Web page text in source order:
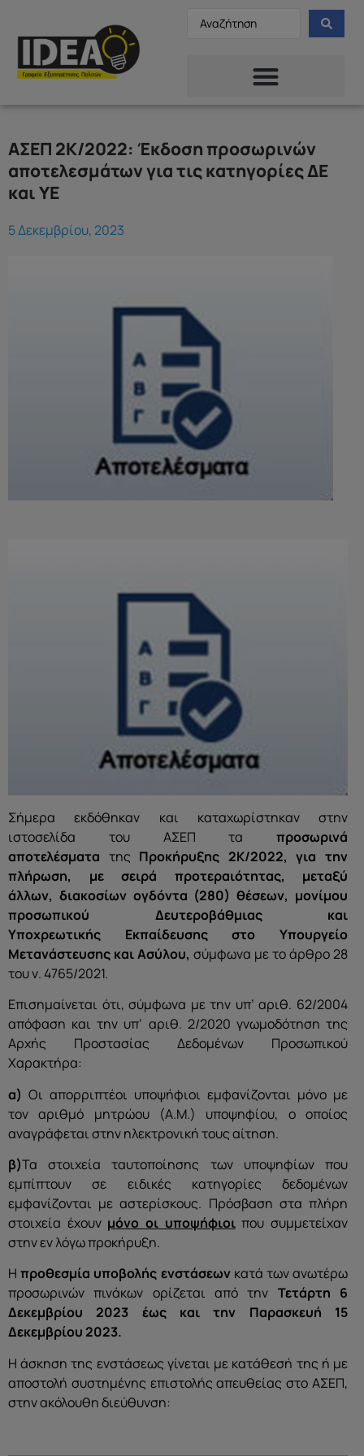
ΑΣΕΠ 2Κ/2022: Έκδοση προσωρινών
αποτελεσμάτων για τις κατηγορίες ΔΕ
και ΥΕ
5 Δεκεμβρίου, 2023
Σήμερα εκδόθηκαν και καταχωρίστηκαν στην
ιστοσελίδα του ΑΣΕΠ τα προσωρινά
αποτελέσματα της Προκήρυξης 2Κ/2022, για την
πλήρωση, με σειρά προτεραιότητας, μεταξύ
άλλων, διακοσίων ογδόντα (280) θέσεων, μονίμου
προσωπικού Δευτεροβάθμιας και
Υποχρεωτικής
Εκπαίδευσης στο Υπουργείο
Μετανάστευσης και Ασύλου, σύμφωνα με το άρθρο 28
του ν. 4765/2021.
Επισημαίνεται ότι, σύμφωνα με την υπ’ αριθ. 62/2004
απόφαση και την υπ’ αριθ. 2/2020 γνωμοδότηση της
Αρχής Προστασίας Δεδομένων Προσωπικού
Χαρακτήρα:
α) Οι απορριπτέοι υποψήφιοι εμφανίζονται μόνο με
τον αριθμό μητρώου (Α.Μ.) υποψηφίου, ο οποίος
αναγράφεται στην ηλεκτρονική τους αίτηση.
β)Τα στοιχεία ταυτοποίησης των υποψηφίων που
εμπίπτουν σε ειδικές κατηγορίες δεδομένων
εμφανίζονται με αστερίσκους. Πρόσβαση στα πλήρη
στοιχεία έχουν μόνο οι υποψήφιοιπου συμμετείχαν
στην εν λόγω προκήρυξη.
Hπροθεσμία υποβολής ενστάσεωνκατά των ανωτέρω
προσωρινών πινάκων ορίζεται από την Τετάρτη 6
Δεκεμβρίου 2023 έως
και την Παρασκευή 15
Δεκεμβρίου 2023.
Η άσκηση της ενστάσεως γίνεται με κατάθεσή της ή με
αποστολή συστημένης επιστολής απευθείας στο ΑΣΕΠ,
στην ακόλουθη διεύθυνση: